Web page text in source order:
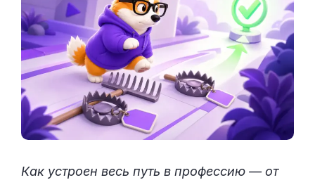
Как устроен весь путь в профессию — от